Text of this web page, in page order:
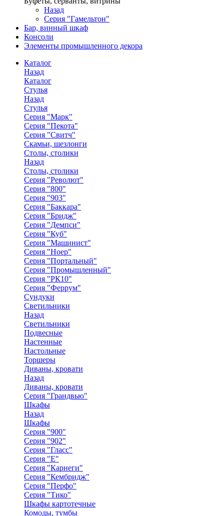
Назад
Серия "Гамельтон"
Бар, винный шкаф
Консоли
Элементы промышленного декора
Каталог
Назад
Каталог
Стулья
Назад
Стулья
Серия "Марк"
Серия "Пекота"
Серия "Свитч"
Скамьи, шезлонги
Столы, столики
Назад
Столы, столики
Серия "Револют"
Серия "800"
Серия "903"
Серия "Баккара"
Серия "Бридж"
Серия "Демпси"
Серия "Куб"
Серия "Машинист"
Серия "Ноер"
Серия "Портальный"
Серия "Промышленный"
Серия "РК10"
Серия "Феррум"
Сундуки
Светильники
Назад
Светильники
Подвесные
Настенные
Настольные
Торшеры
Диваны, кровати
Назад
Диваны, кровати
Серия "Грандвью"
Шкафы
Назад
Шкафы
Серия "900"
Серия "902"
Серия "Гласс"
Серия "Е"
Серия "Карнеги"
Серия "Кембридж"
Серия "Перфо"
Серия "Тико"
Шкафы картотечные
Комоды, тумбы